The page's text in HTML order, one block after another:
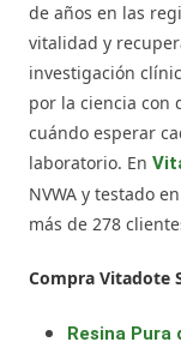
de años en las
vitalidad y
investigación
por la ciencia con
cuándo esperar
laboratorio. En
NVWA y testado
más de 278
Compra Vitadote
Resina Pura